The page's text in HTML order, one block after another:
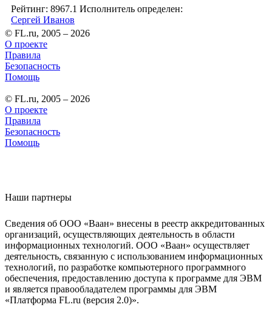
Рейтинг: 8967.1 Исполнитель определен:
Сергей Иванов
© FL.ru, 2005 – 2026
О проекте
Правила
Безопасность
Помощь
© FL.ru, 2005 – 2026
О проекте
Правила
Безопасность
Помощь
Наши партнеры
Сведения об ООО «Ваан» внесены в реестр аккредитованных
организаций, осуществляющих деятельность в области
информационных технологий. ООО «Ваан» осуществляет
деятельность, связанную с использованием информационных
технологий, по разработке компьютерного программного
обеспечения, предоставлению доступа к программе для ЭВМ
и является правообладателем программы для ЭВМ
«Платформа FL.ru (версия 2.0)».